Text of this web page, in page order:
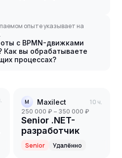
опыте указывает на
с BPMN-движками
Как вы обрабатываете
процессах?
M Maxilect 10 ч.
250 000 ₽ – 350 000 ₽
Senior .NET-
разработчик
Senior Удалённо